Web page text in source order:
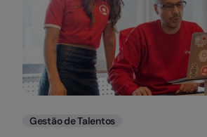
Categorias
Gestão de Talentos